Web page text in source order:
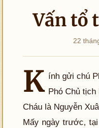
Vấn tổ
22
K ính gửi chú
Phó Chủ tịch
Cháu là Nguyễn
Mấy ngày trước,